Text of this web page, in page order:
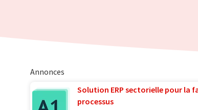
Annonces
Solution ERP sectorielle pour la
processus